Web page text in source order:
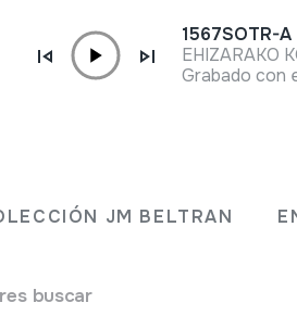
JM BELTRAN
buscar
1567SOTR-A
EHIZARAKO
Grabado con